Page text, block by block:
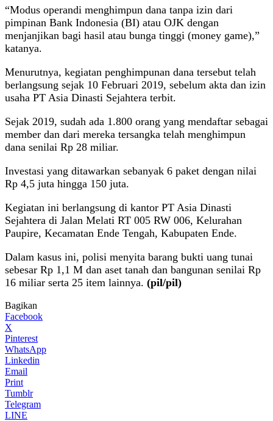
“Modus operandi menghimpun dana tanpa izin dari
pimpinan Bank Indonesia (BI) atau OJK dengan
menjanjikan bagi hasil atau bunga tinggi (money game),”
katanya.
Menurutnya, kegiatan penghimpunan dana tersebut telah
berlangsung sejak 10 Februari 2019, sebelum akta dan izin
usaha PT Asia Dinasti Sejahtera terbit.
Sejak 2019, sudah ada 1.800 orang yang mendaftar sebagai
member dan dari mereka tersangka telah menghimpun
dana senilai Rp 28 miliar.
Investasi yang ditawarkan sebanyak 6 paket dengan nilai
Rp 4,5 juta hingga 150 juta.
Kegiatan ini berlangsung di kantor PT Asia Dinasti
Sejahtera di Jalan Melati RT 005 RW 006, Kelurahan
Paupire, Kecamatan Ende Tengah, Kabupaten Ende.
Dalam kasus ini, polisi menyita barang bukti uang tunai
sebesar Rp 1,1 M dan aset tanah dan bangunan senilai Rp
16 miliar serta 25 item lainnya. (pil/pil)
Bagikan
Facebook
X
Pinterest
WhatsApp
Linkedin
Email
Print
Tumblr
Telegram
LINE